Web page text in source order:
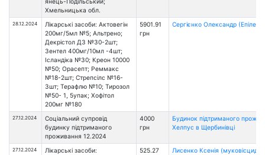
Хмельницька обл.
28.12.2024
Лікарські засоби: Актовегін
200мг/5мл №5; Альтрено;
Декрістол Д3 №30-2шт;
Зентел 400мг/10мл -4шт;
Ісландіка №30; Креон 10000
№50; Орасепт; Реммакс
№18-2шт; Стрепсілс №16-
3шт; Терафлю №10; Тирозол
№50- 1, 5упак; Хофітол
200мг №180
5901.91
грн
Сергієнко Олександр
27.12.2024
Соціальний супровід
будинку підтриманого
проживання 12.2024
4000
грн
Будинок підтриманого
Хелпус в Щербинівці
27.12.2024
Лікарські засоби:
525.27
Лисенко Ксенія